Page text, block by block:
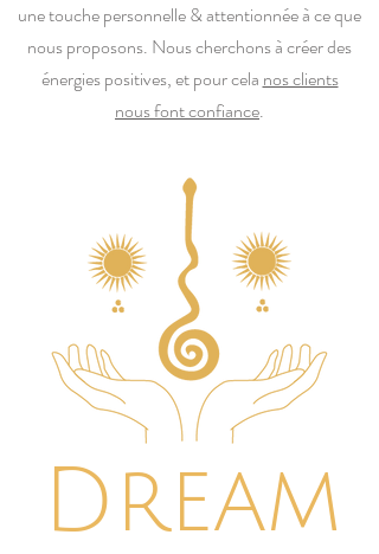
une touche personnelle & attentionnée à ce que
nous proposons. Nous cherchons à créer des
énergies positives, et pour cela nos clients
nous font confiance.
Dream